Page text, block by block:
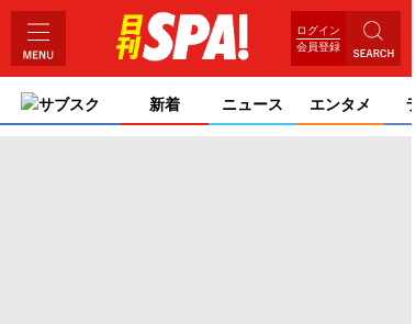
ログイン
会員登録
サブスク 新着 ニュース エンタメ